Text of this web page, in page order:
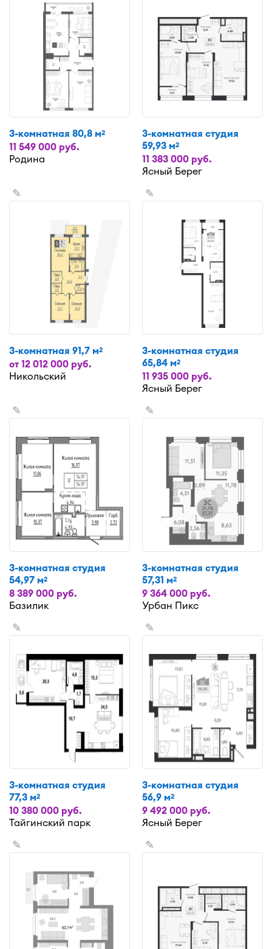
3-комнатная 80,8 м2
11 549 000 руб.
Родина
3-комнатная студия
59,93 м2
11 383 000 руб.
Ясный Берег
✎
3-комнатная 91,7 м2
от 12 012 000 руб.
Никольский
✎
3-комнатная студия
65,84 м2
11 935 000 руб.
Ясный Берег
✎
3-комнатная студия
54,97 м2
8 389 000 руб.
Базилик
✎
3-комнатная студия
57,31 м2
9 364 000 руб.
Урбан Пикс
✎
3-комнатная студия
77,3 м2
10 380 000 руб.
Тайгинский парк
✎
3-комнатная студия
56,9 м2
9 492 000 руб.
Ясный Берег
✎ ✎